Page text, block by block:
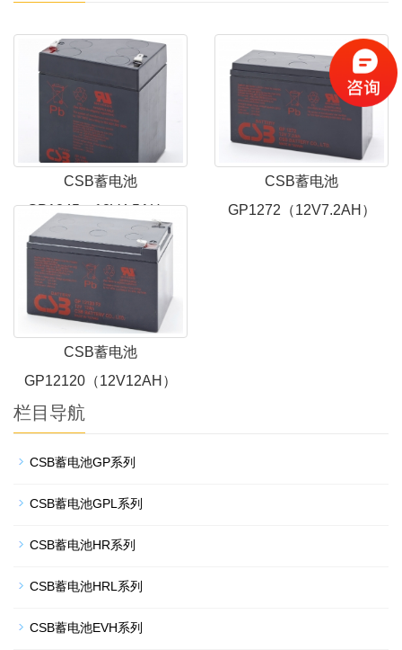
CSB蓄电池
GP1245（12V4.5AH）
CSB蓄电池
GP1272（12V7.2AH）
CSB蓄电池
GP12120（12V12AH）
栏目导航
CSB蓄电池GP系列
CSB蓄电池GPL系列
CSB蓄电池HR系列
CSB蓄电池HRL系列
CSB蓄电池EVH系列